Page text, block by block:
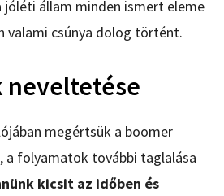
jóléti állam minden ismert eleme
valami csúnya dolog történt.
neveltetése
megértsük a boomer
a folyamatok további taglalása
kicsit az időben és